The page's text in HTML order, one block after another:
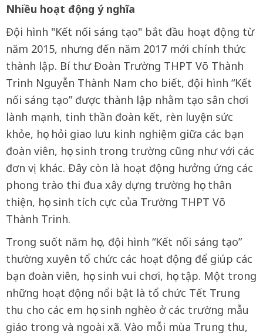
Nhiều hoạt động ý nghĩa
Đội hình "Kết nối sáng tạo" bắt đầu hoạt động từ
năm 2015, nhưng đến năm 2017 mới chính thức
thành lập. Bí thư Đoàn Trường THPT Võ Thành
Trinh Nguyễn Thành Nam cho biết, đội hình “Kết
nối sáng tạo” được thành lập nhằm tạo sân chơi
lành mạnh, tinh thần đoàn kết, rèn luyện sức
khỏe, học hỏi giao lưu kinh nghiệm giữa các bạn
đoàn viên, học sinh trong trường cũng như với các
đơn vị khác. Đây còn là hoạt động hưởng ứng các
phong trào thi đua xây dựng trường học thân
thiện, học sinh tích cực của Trường THPT Võ
Thành Trinh.
Trong suốt năm học, đội hình “Kết nối sáng tạo”
thường xuyên tổ chức các hoạt động để giúp các
bạn đoàn viên, học sinh vui chơi, học tập. Một trong
những hoạt động nổi bật là tổ chức Tết Trung
thu cho các em học sinh nghèo ở các trường mẫu
giáo trong và ngoài xã. Vào mỗi mùa Trung thu,